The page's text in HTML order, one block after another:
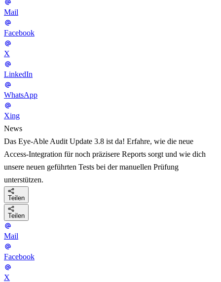
Mail
Facebook
X
LinkedIn
WhatsApp
Xing
News
Das Eye-Able Audit Update 3.8 ist da! Erfahre, wie die neue
Access-Integration für noch präzisere Reports sorgt und wie dich
unsere neuen geführten Tests bei der manuellen Prüfung
unterstützen.
Teilen
Teilen
Mail
Facebook
X